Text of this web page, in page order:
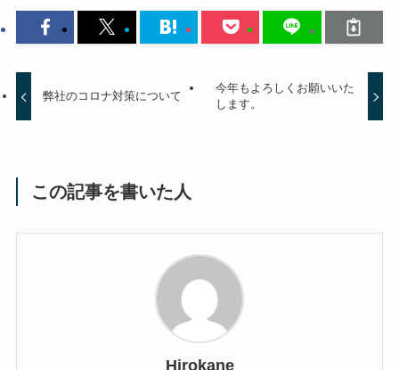
弊社のコロナ対策について
今年もよろしくお願いいた
します。
この記事を書いた人
Hirokane